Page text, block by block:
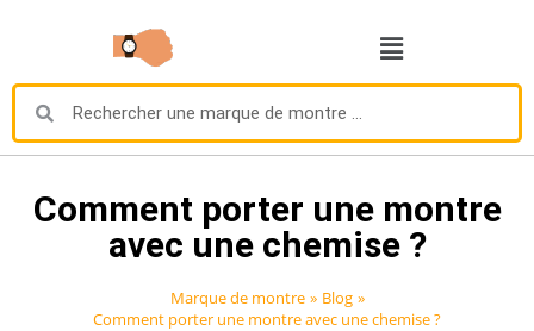
Comment porter une montre
avec une chemise ?
Marque de montre » Blog »
Comment porter une montre avec une chemise ?